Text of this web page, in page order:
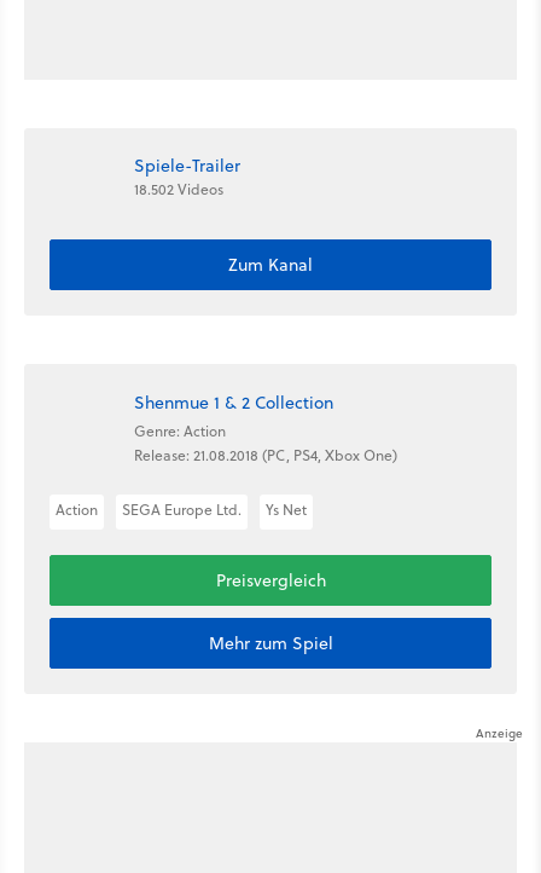
Spiele-Trailer
18.502 Videos
Zum Kanal
Shenmue 1 & 2 Collection
Genre: Action
Release: 21.08.2018 (PC, PS4, Xbox One)
Action SEGA Europe Ltd. Ys Net
Preisvergleich
Mehr zum Spiel